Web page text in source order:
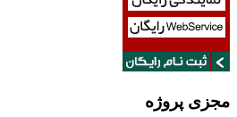
مجزی پروژه